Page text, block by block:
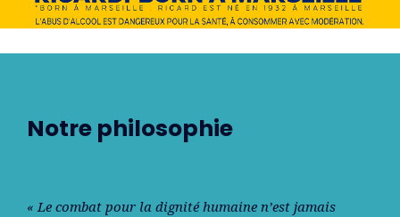
Notre philosophie
« Le combat pour la dignité humaine n’est jamais